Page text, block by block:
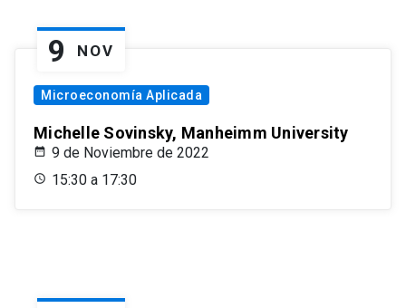
9 NOV
Microeconomía Aplicada
Michelle Sovinsky, Manheimm University
9 de Noviembre de 2022
15:30 a 17:30